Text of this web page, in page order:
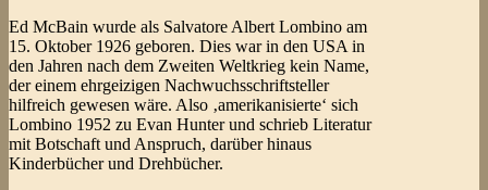
Ed McBain wurde als Salvatore Albert Lombino am
15. Oktober 1926 geboren. Dies war in den USA in
den Jahren nach dem Zweiten Weltkrieg kein Name,
der einem ehrgeizigen Nachwuchsschriftsteller
hilfreich gewesen wäre. Also ‚amerikanisierte‘ sich
Lombino 1952 zu Evan Hunter und schrieb Literatur
mit Botschaft und Anspruch, darüber hinaus
Kinderbücher und Drehbücher.